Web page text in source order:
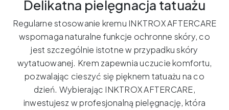
Delikatna pielęgnacja tatuażu
Regularne stosowanie kremu INKTROX AFTERCARE
wspomaga naturalne funkcje ochronne skóry, co
jest szczególnie istotne w przypadku skóry
wytatuowanej. Krem zapewnia uczucie komfortu,
pozwalając cieszyć się pięknem tatuażu na co
dzień. Wybierając INKTROX AFTERCARE,
inwestujesz w profesjonalną pielęgnację, która